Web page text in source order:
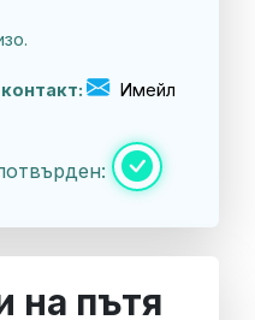
Имейл
на пътя